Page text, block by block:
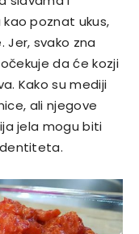
poznat ukus,
Jer, svako zna
da će kozji
Kako su mediji
ali njegove
jela mogu biti